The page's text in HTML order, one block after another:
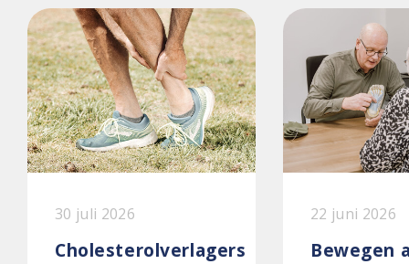
30 juli 2026
Cholesterolverlagers
22 juni 2026
Bewegen